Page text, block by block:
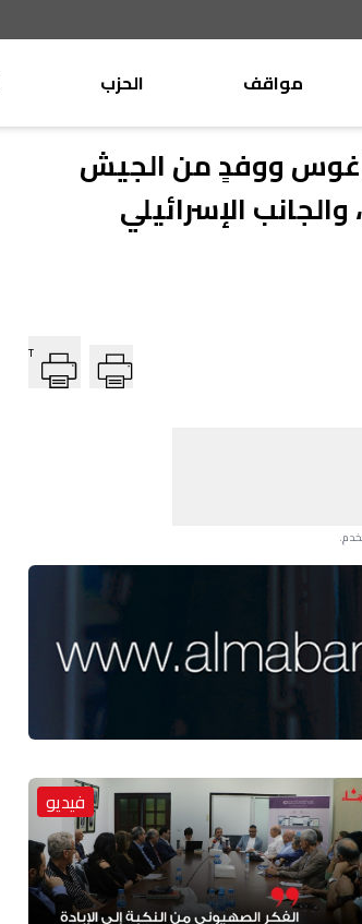
مواقف
وليد جنبلاط
تيمور جنبلاط
التقدّمي
الحزب
ووفدٍ من الجيش
الإسرائيلي
T
فيديو